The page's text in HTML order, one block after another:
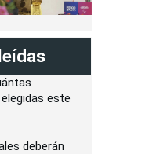
este
deberán